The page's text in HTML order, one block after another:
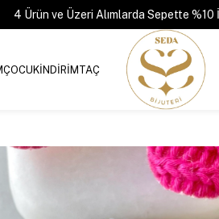
4 Ürün ve Üzeri Alımlarda Sepette %10
ÇOCUKİNDİRİMTAÇ